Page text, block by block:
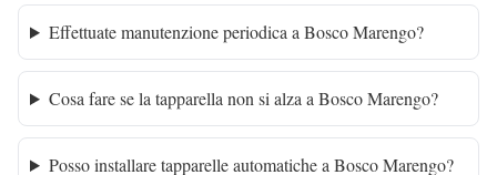
Effettuate manutenzione periodica a Bosco Marengo?
Cosa fare se la tapparella non si alza a Bosco Marengo?
Posso installare tapparelle automatiche a Bosco Marengo?